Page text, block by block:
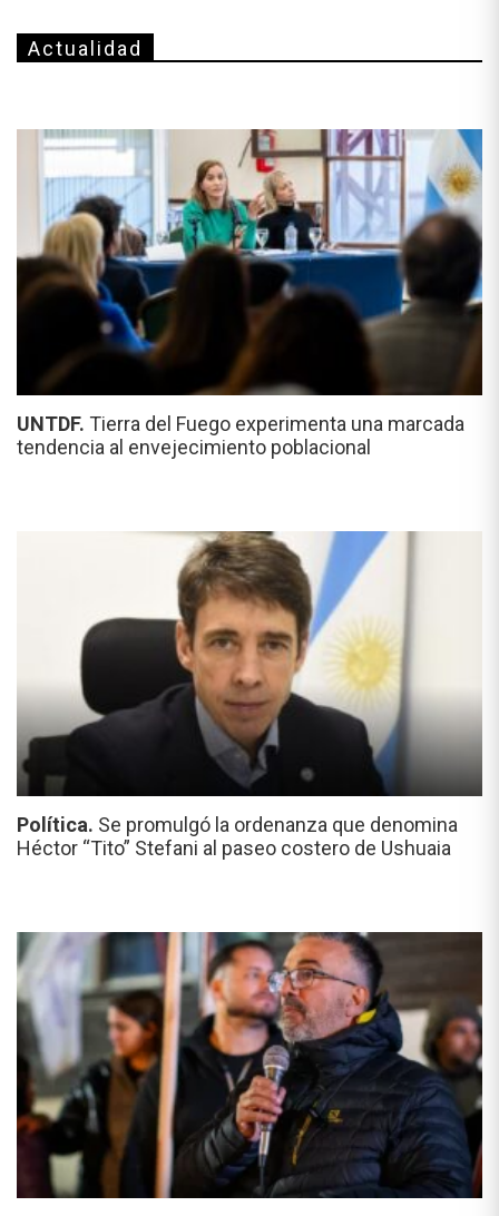
Actualidad
UNTDF. Tierra del Fuego experimenta una marcada
tendencia al envejecimiento poblacional
Política. Se promulgó la ordenanza que denomina
Héctor “Tito” Stefani al paseo costero de Ushuaia